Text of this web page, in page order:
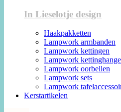
In Lieselotje design
Haakpakketten
Lampwork armbanden
Lampwork kettingen
Lampwork
Lampwork oorbellen
Lampwork sets
Lampwork
Kerstartikelen